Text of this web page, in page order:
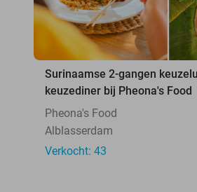
Surinaamse 2-gangen
keuzediner bij Pheona's Food
Pheona's Food
Alblasserdam
Verkocht: 43